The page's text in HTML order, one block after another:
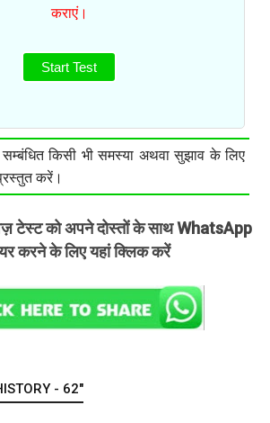
कराएं।
Start Test
किसी भी समस्या अथवा सुझाव के लिए
करें।
टेस्ट को अपने दोस्तों के साथ WhatsApp
करने के लिए यहां क्लिक करें
- 62"